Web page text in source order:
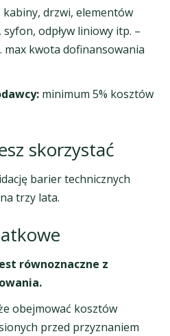
kabiny, drzwi, elementów
odpływ liniowy itp. –
max kwota dofinansowania
minimum 5% kosztów
skorzystać
barier technicznych
trzy lata.
równoznaczne z
obejmować kosztów
przed przyznaniem